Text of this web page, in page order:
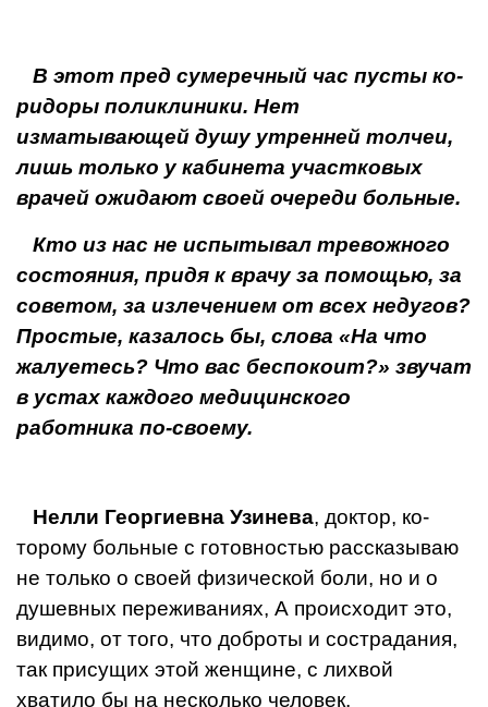
В этот пред сумеречный час пусты ко­
ридоры поликлиники. Нет
изматывающей душу утренней толчеи,
лишь толь­ко у кабинета участковых
врачей ожидают своей очереди больные.
Кто из нас не испытывал тревожного
состояния, придя к врачу за помощью, за
советом, за излечением от всех недугов?
Простые, казалось бы, слова «На что
жалуетесь? Что вас беспокоит?» звучат
в устах каждого медицин­ского
работника по-своему.
Нелли Георгиевна Узинева, доктор, ко­
торому больные с готовностью расска­зываю
не только о своей физической боли, но и о
душевных переживаниях, А про­исходит это,
видимо, от того, что доброты и сострадания,
так присущих этой женщи­не, с лихвой
хватило бы на несколько че­ловек.